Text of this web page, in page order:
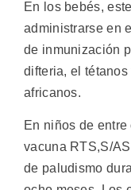
En los bebés,
administrarse en
de inmunización
difteria, el
africanos.
En niños de
vacuna RTS,S/
de paludismo